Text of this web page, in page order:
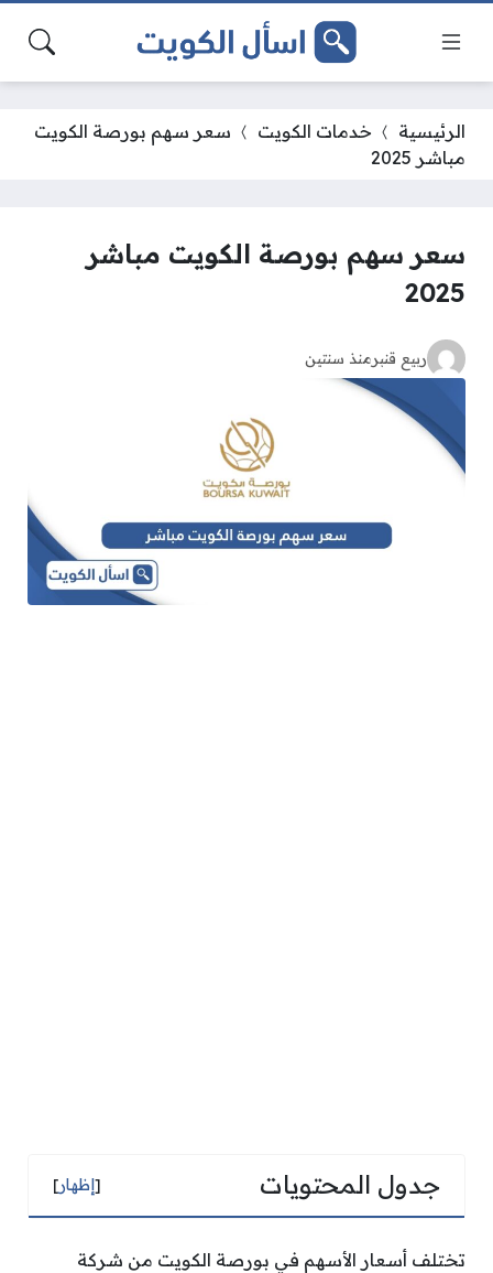
الرئيسية خدمات الكويت
سعر سهم بورصة الكويت
مباشر 2025
سعر سهم بورصة الكويت مباشر
2025
ربيع قنبرمنذ سنتين
جدول المحتويات [إظهار]
تختلف أسعار الأسهم في بورصة الكويت من شركة